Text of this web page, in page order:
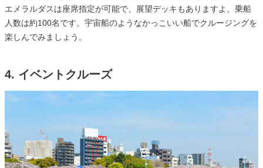
エメラルダスは座席指定が可能で、展望デッキもありますよ。乗船
人数は約100名です。宇宙船のようなかっこいい船でクルージングを
楽しんでみましょう。
4. イベントクルーズ